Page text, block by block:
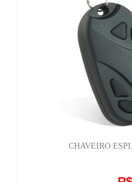
CHAVEIRO